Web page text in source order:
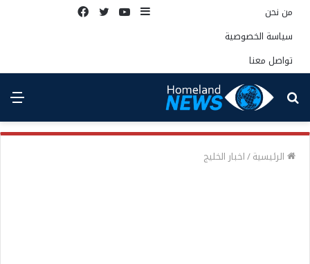
من نحن
سياسة الخصوصية
تواصل معنا
إضافة يوتيوبتويتر
بحث
عن
الرئيسية/اخبار الخليج